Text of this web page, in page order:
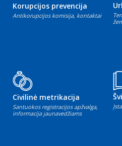
Korupcijos prevencija
Antikorupcijos komisija, kontaktai
Civilinė metrikacija
Santuokos registracijos apžvalga,
informacija jaunavedžiams